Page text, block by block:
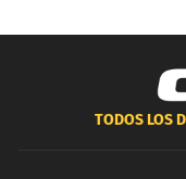
TODOS LOS